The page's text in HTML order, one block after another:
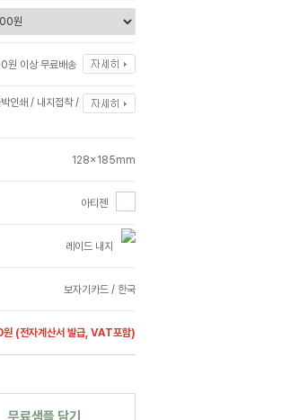
이상 무료배송
인쇄 / 내지접착 /
128x185mm
아티젠
레이드 내지
보자기카드 / 한국
(전자계산서 발급, VAT포함)
무료샘플 담기